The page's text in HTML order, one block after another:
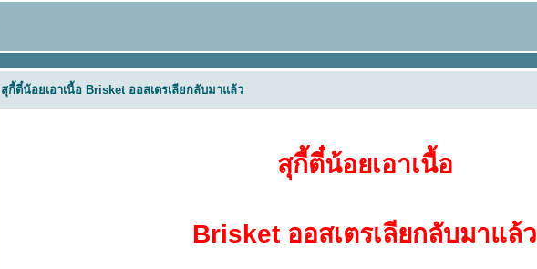
สุกี้ตี๋น้อยเอาเนื้อ Brisket ออสเตรเลียกลับมาแล้ว
สุกี้ตี๋น้อยเอาเนื้อ
Brisket ออสเตรเลียกลับมาแล้ว